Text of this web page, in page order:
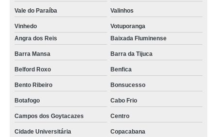
Vale do Paraíba Valinhos
Vinhedo
Votuporanga
Angra dos Reis
Baixada Fluminense
Barra Mansa Barra da Tijuca
Belford Roxo Benfica
Bento Ribeiro Bonsucesso
Botafogo Cabo Frio
Campos dos Goytacazes Centro
Cidade Universitária Copacabana